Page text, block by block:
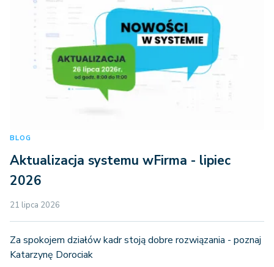
BLOG
Aktualizacja systemu wFirma - lipiec
2026
21 lipca 2026
Za spokojem działów kadr stoją dobre rozwiązania - poznaj
Katarzynę Dorociak